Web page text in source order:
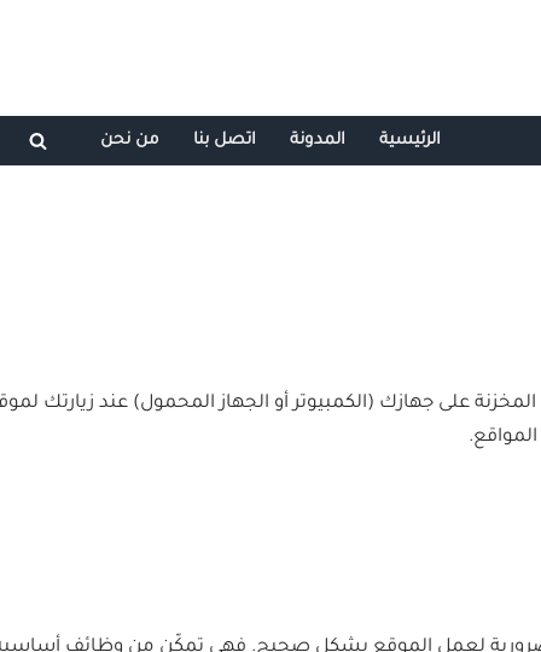
الرئيسية المدونة اتصل بنا من نحن
على جهازك (الكمبيوتر أو الجهاز المحمول) عند
لعمل الموقع بشكل صحيح. فهي تمكّن من وظائف